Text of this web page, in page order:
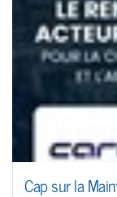
Cap sur la